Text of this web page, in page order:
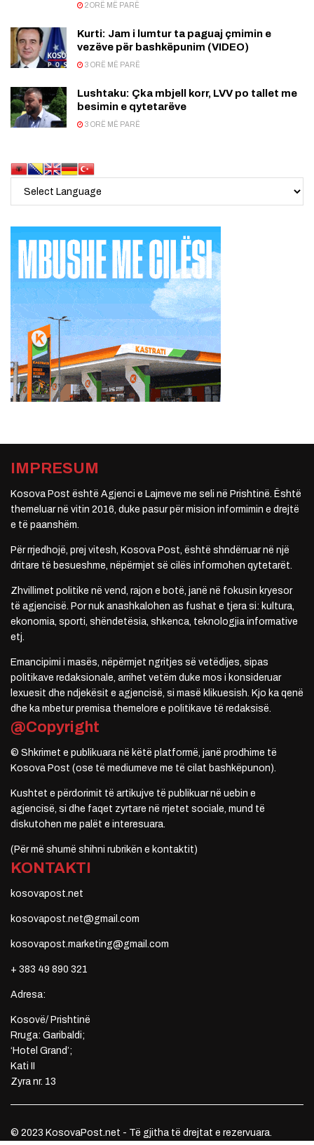
2 ORË MË PARË
Kurti: Jam i lumtur ta paguaj çmimin e
vezëve për bashkëpunim (VIDEO)
3 ORË MË PARË
Lushtaku: Çka mbjell korr, LVV po tallet me
besimin e qytetarëve
3 ORË MË PARË
IMPRESUM
Kosova Post është Agjenci e Lajmeve me seli në Prishtinë. Është
themeluar në vitin 2016, duke pasur për mision informimin e drejtë
e të paanshëm.
Për rrjedhojë, prej vitesh, Kosova Post, është shndërruar në një
dritare të besueshme, nëpërmjet së cilës informohen qytetarët.
Zhvillimet politike në vend, rajon e botë, janë në fokusin kryesor
të agjencisë. Por nuk anashkalohen as fushat e tjera si: kultura,
ekonomia, sporti, shëndetësia, shkenca, teknologjia informative
etj.
Emancipimi i masës, nëpërmjet ngritjes së vetëdijes, sipas
politikave redaksionale, arrihet vetëm duke mos i konsideruar
lexuesit dhe ndjekësit e agjencisë, si masë klikuesish. Kjo ka qenë
dhe ka mbetur premisa themelore e politikave të redaksisë.
@Copyright
© Shkrimet e publikuara në këtë platformë, janë prodhime të
Kosova Post (ose të mediumeve me të cilat bashkëpunon).
Kushtet e përdorimit të artikujve të publikuar në uebin e
agjencisë, si dhe faqet zyrtare në rrjetet sociale, mund të
diskutohen me palët e interesuara.
(Për më shumë shihni rubrikën e kontaktit)
KONTAKTI
kosovapost.net
kosovapost.net@gmail.com
kosovapost.marketing@gmail.com
+ 383 49 890 321
Adresa:
Kosovë/ Prishtinë
Rruga: Garibaldi;
‘Hotel Grand’;
Kati II
Zyra nr. 13
© 2023 KosovaPost.net - Të gjitha të drejtat e rezervuara.